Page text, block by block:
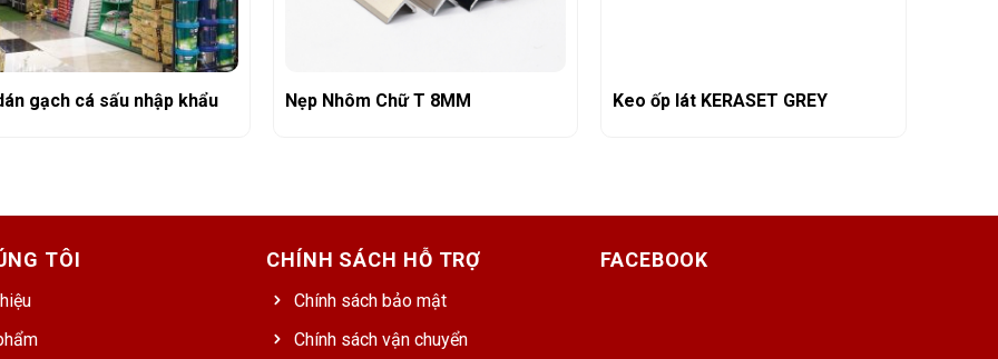
gạch cá sấu nhập khẩu Nẹp Nhôm Chữ T 8MM Keo ốp lát KERASET GREY
TÔI CHÍNH SÁCH HỖ TRỢ
Chính sách bảo mật
Chính sách vận chuyển
FACEBOOK